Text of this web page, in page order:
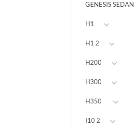
GENESIS SEDAN
H1
H1 2
H200
H300
H350
I10 2